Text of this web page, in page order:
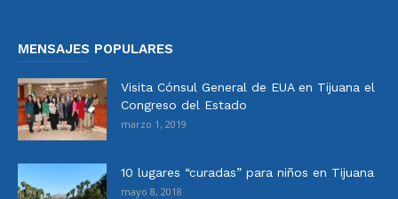
MENSAJES POPULARES
Visita Cónsul General de EUA en Tijuana el
Congreso del Estado
marzo 1, 2019
10 lugares “curadas” para niños en Tijuana
mayo 8, 2018